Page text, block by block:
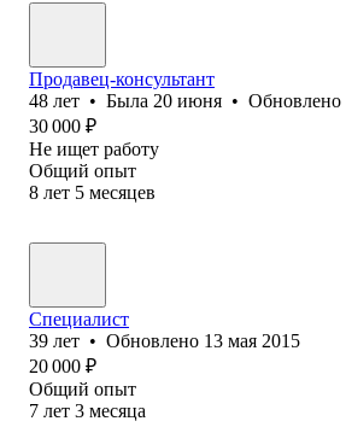
Продавец-консультант
48 лет • Была 20 июня • Обновлено
30 000 ₽
Не ищет работу
Общий опыт
8 лет 5 месяцев
Специалист
39 лет • Обновлено 13 мая 2015
20 000 ₽
Общий опыт
7 лет 3 месяца